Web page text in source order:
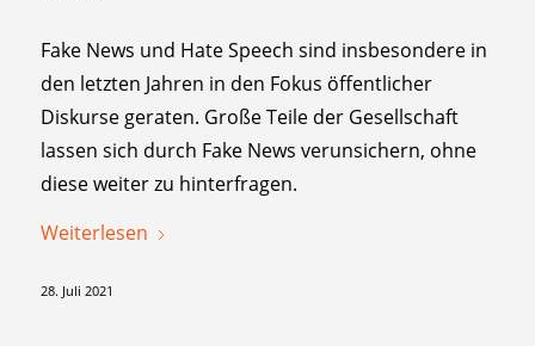
Fake News und Hate Speech sind insbesondere in
den letzten Jahren in den Fokus öffentlicher
Diskurse geraten. Große Teile der Gesellschaft
lassen sich durch Fake News verunsichern, ohne
diese weiter zu hinterfragen.
Weiterlesen
28. Juli 2021